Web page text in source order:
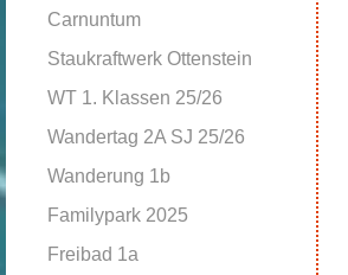
Carnuntum
Staukraftwerk Ottenstein
WT 1. Klassen 25/26
Wandertag 2A SJ 25/26
Wanderung 1b
Familypark 2025
Freibad 1a